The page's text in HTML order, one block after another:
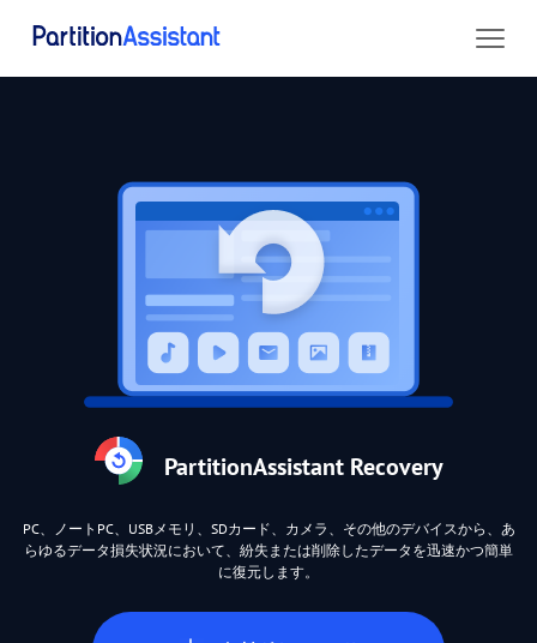
PartitionAssistant Recovery
PC、ノートPC、USBメモリ、SDカード、カメラ、その他のデバイスから、あ
らゆるデータ損失状況において、紛失または削除したデータを迅速かつ簡単
に復元します。